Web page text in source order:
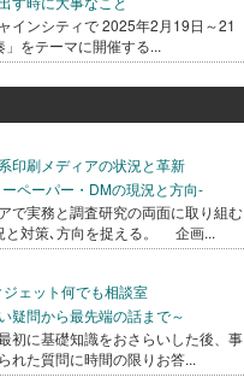
インシティで 2025年2月19日～21
」をテーマに開催する...
印刷メディアの状況と革新
ペーパー・DMの現況と方向-
で実務と調査研究の両面に取り組む
と対策､方向を捉える。 企画...
ジェット何でも相談室
疑問から最先端の話まで～
初に基礎知識をおさらいした後、事
れた質問に時間の限りお答...